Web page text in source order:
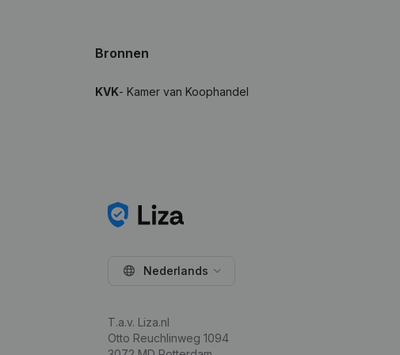
Bronnen
KVK- Kamer van Koophandel
Nederlands
T.a.v. Liza.nl
Otto Reuchlinweg 1094